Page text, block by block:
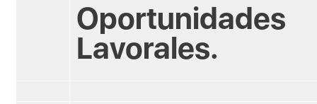
Oportunidades
Lavorales.